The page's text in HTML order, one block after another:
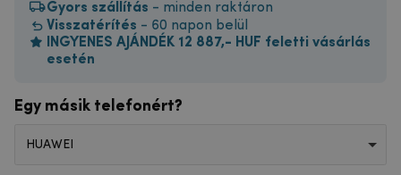
Gyors szállítás - minden raktáron
Visszatérítés - 60 napon belül
INGYENES AJÁNDÉK 12 887,- HUF feletti vásárlás
esetén
Egy másik telefonért?
HUAWEI